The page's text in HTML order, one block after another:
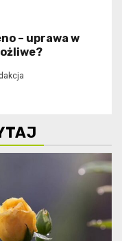
– uprawa w